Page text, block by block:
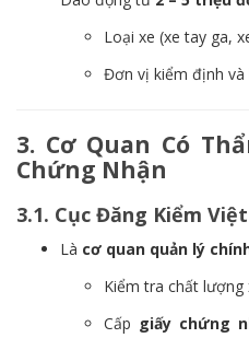
Loại xe (xe tay ga,
Đơn vị kiểm định và
3. Cơ Quan Có
Chứng Nhận
3.1. Cục Đăng Kiểm
Là cơ quan quản lý
Kiểm tra chất lượng
Cấp giấy chứng